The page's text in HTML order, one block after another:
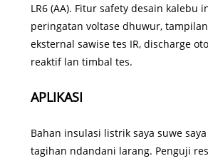
LR6 (AA). Fitur safety desain kalebu
peringatan voltase dhuwur,
eksternal sawise tes IR, discharge
reaktif lan timbal tes.
APLIKASI
Bahan insulasi listrik saya suwe
tagihan ndandani larang. Penguji